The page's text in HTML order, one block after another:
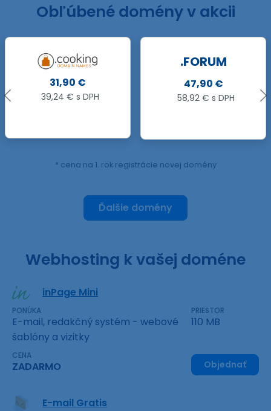
Obľúbené domény v akcii
.FORUM
47,90 €
58,92 € s DPH
.GROUP
44,90 €
55,23 € s DPH
* cena na 1. rok registrácie novej domény
Ďalšie domény
Webhosting k vašej doméne
inPage Mini
PONÚKA
E-mail, redakčný systém - webové
šablóny a vizitky
PRIESTOR
110 MB
CENA
ZADARMO Objednať
E-mail Gratis